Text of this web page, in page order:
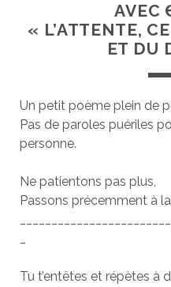
AVEC
« L’ATTENTE,
ET DU
Un petit poème plein de
Pas de paroles puériles
personne.
Ne patientons pas plus,
Passons précemment à
Tu t’entêtes et répètes à